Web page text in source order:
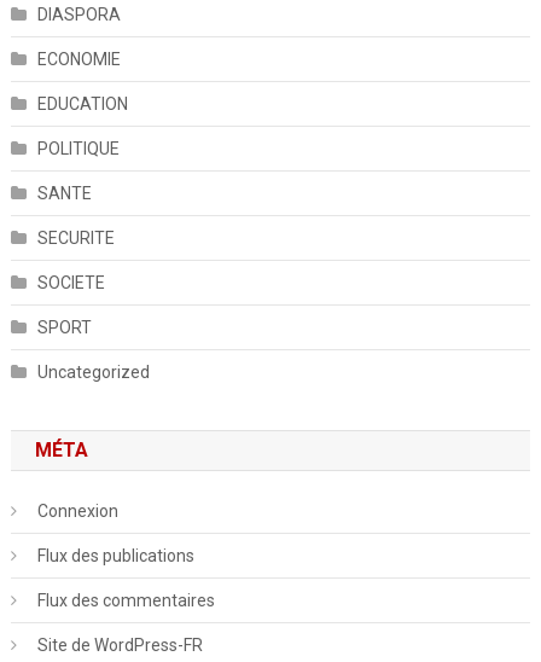
DIASPORA
ECONOMIE
EDUCATION
POLITIQUE
SANTE
SECURITE
SOCIETE
SPORT
Uncategorized
MÉTA
Connexion
Flux des publications
Flux des commentaires
Site de WordPress-FR